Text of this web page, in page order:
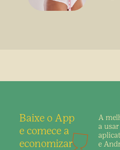
Baixe o App
e comece a
economizar
A
a
e